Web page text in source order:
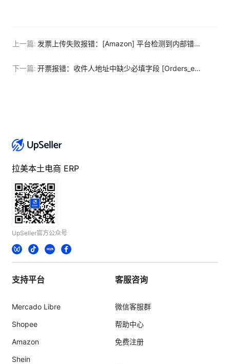
上一篇: 发票上传失败报错：[Amazon] 平台检测到内部错误，请稍后重试。
下一篇: 开票报错：收件人地址中缺少必填字段 [Orders_error.ICMS]
拉美本土电商 ERP
UpSeller官方公众号
支持平台
Mercado Libre
Shopee
Amazon
Shein
客服咨询
微信客服群
帮助中心
免费注册